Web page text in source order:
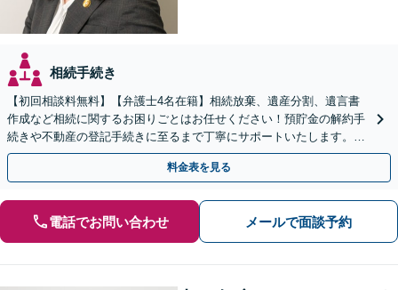
相続手続き
【初回相談料無料】【弁護士4名在籍】相続放棄、遺産分割、遺言書
作成など相続に関するお困りごとはお任せください！預貯金の解約手
続きや不動産の登記手続きに至るまで丁寧にサポートいたします。
【堅田駅東口徒歩4分】【無料駐車場あり】
料金表を見る
電話でお問い合わせ メールで面談予約